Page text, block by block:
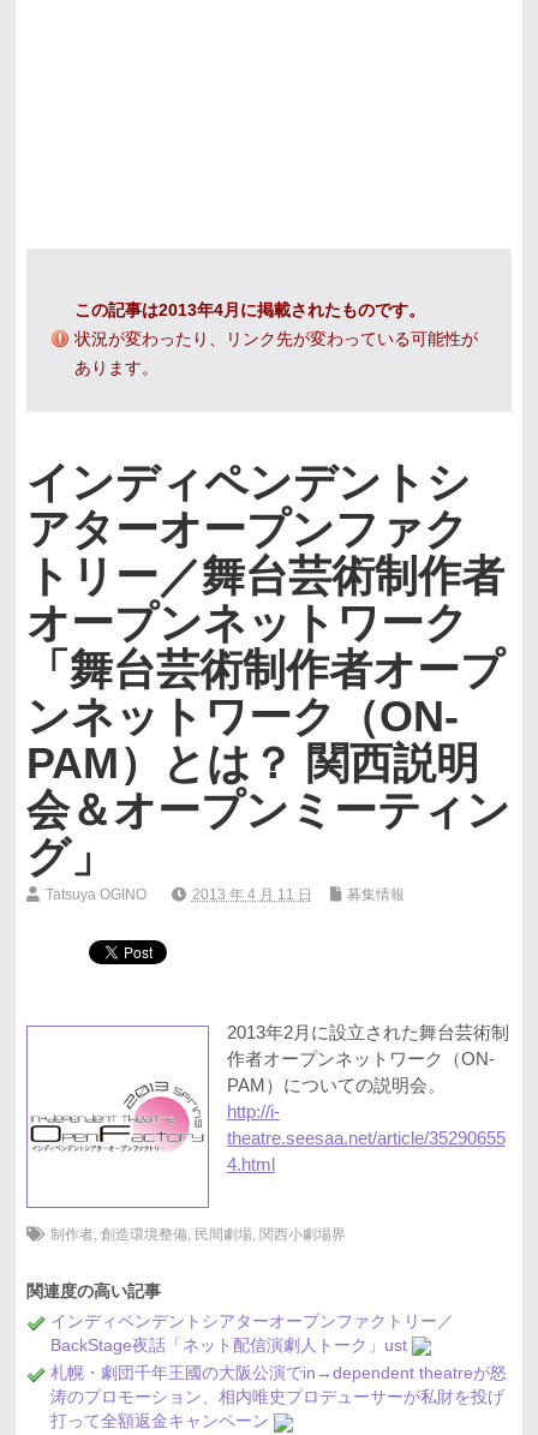
この記事は2013年4月に掲載されたものです。
状況が変わったり、リンク先が変わっている可能性が
あります。
インディペンデントシ
アターオープンファク
トリー／舞台芸術制作者
オープンネットワーク
「舞台芸術制作者オープ
ンネットワーク（ON-
PAM）とは？ 関西説明
会＆オープンミーティン
グ」
Tatsuya OGINO 2013 年 4 月 11 日 募集情報
2013年2月に設立された舞台芸術制
作者オープンネットワーク（ON-
PAM）についての説明会。
http://i-
theatre.seesaa.net/article/35290655
4.html
制作者, 創造環境整備, 民間劇場, 関西小劇場界
関連度の高い記事
インディペンデントシアターオープンファクトリー／
BackStage夜話「ネット配信演劇人トーク」ust
札幌・劇団千年王國の大阪公演でin→dependent theatreが怒
涛のプロモーション、相内唯史プロデューサーが私財を投げ
打って全額返金キャンペーン